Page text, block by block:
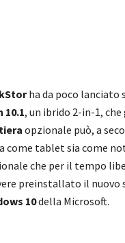
ha da poco lanciato
10.1, un ibrido 2-in-1,
opzionale può, a
come tablet sia come
che per il tempo
preinstallato il nuovo
10della Microsoft.